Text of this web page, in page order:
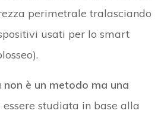
perimetrale tralasciando
usati per lo smart
non è un metodo ma una
essere studiata in base alla